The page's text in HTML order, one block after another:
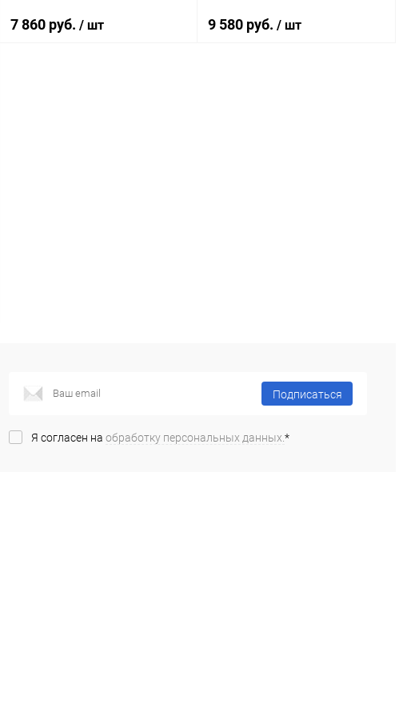
7 860 руб. / шт 9 580 руб./ шт
Подписаться
Я согласен на обработку персональных данных. *